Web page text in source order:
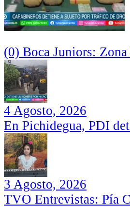
(0) Boca Juniors:
4 Agosto, 2026
En Pichidegua, PDI
3 Agosto, 2026
TVO Entrevistas: Pía